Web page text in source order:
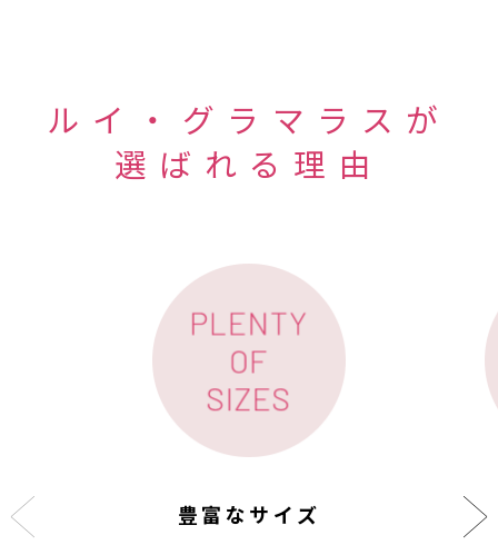
ルイ・グラマラスが
選ばれる理由
豊富なサイズ